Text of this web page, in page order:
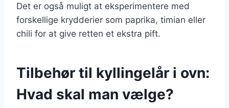
Det er også muligt at eksperimentere med
forskellige krydderier som paprika, timian eller
chili for at give retten et ekstra pift.
Tilbehør til kyllingelår i ovn:
Hvad skal man vælge?